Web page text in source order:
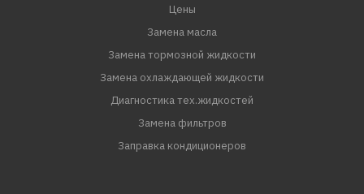
Цены
Замена масла
Замена тормозной жидкости
Замена охлаждающей жидкости
Диагностика тех.жидкостей
Замена фильтров
Заправка кондиционеров